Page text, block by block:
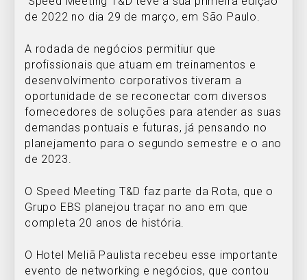
de 2022 no dia 29 de março, em São Paulo.
A rodada de negócios permitiur que
profissionais que atuam em treinamentos e
desenvolvimento corporativos tiveram a
oportunidade de se reconectar com diversos
fornecedores de soluções para atender as suas
demandas pontuais e futuras, já pensando no
planejamento para o segundo semestre e o ano
de 2023.
O Speed Meeting T&D faz parte da Rota, que o
Grupo EBS planejou traçar no ano em que
completa 20 anos de história.
O Hotel Meliã Paulista recebeu esse importante
evento de networking e negócios, que contou